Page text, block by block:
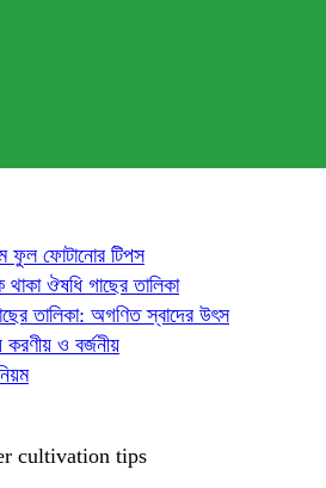
ফুল ফোটানোর টিপস
থাকা ঔষধি গাছের তালিকা
তালিকা: অগণিত স্বাদের উৎস
ও বর্জনীয়
cultivation tips